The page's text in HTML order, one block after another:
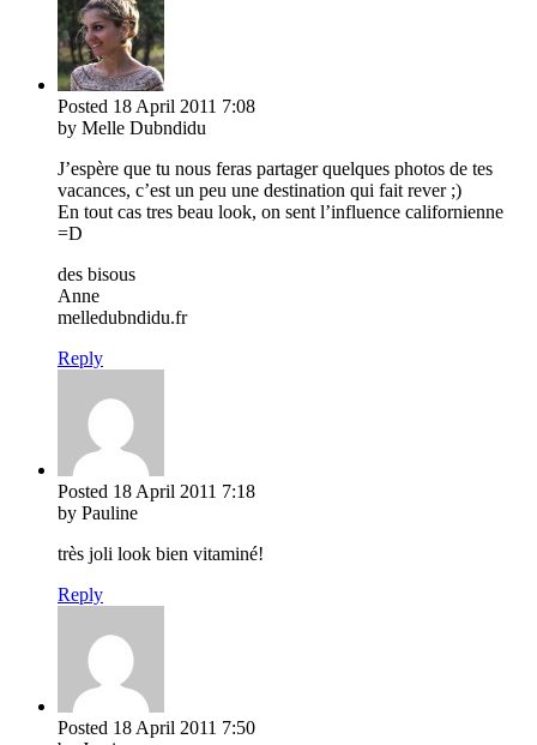
Posted 18 April 2011 7:08
by Melle Dubndidu
J’espère que tu nous feras partager quelques photos de tes
vacances, c’est un peu une destination qui fait rever ;)
En tout cas tres beau look, on sent l’influence californienne
=D
des bisous
Anne
melledubndidu.fr
Reply
Posted 18 April 2011 7:18
by Pauline
très joli look bien vitaminé!
Reply
Posted 18 April 2011 7:50